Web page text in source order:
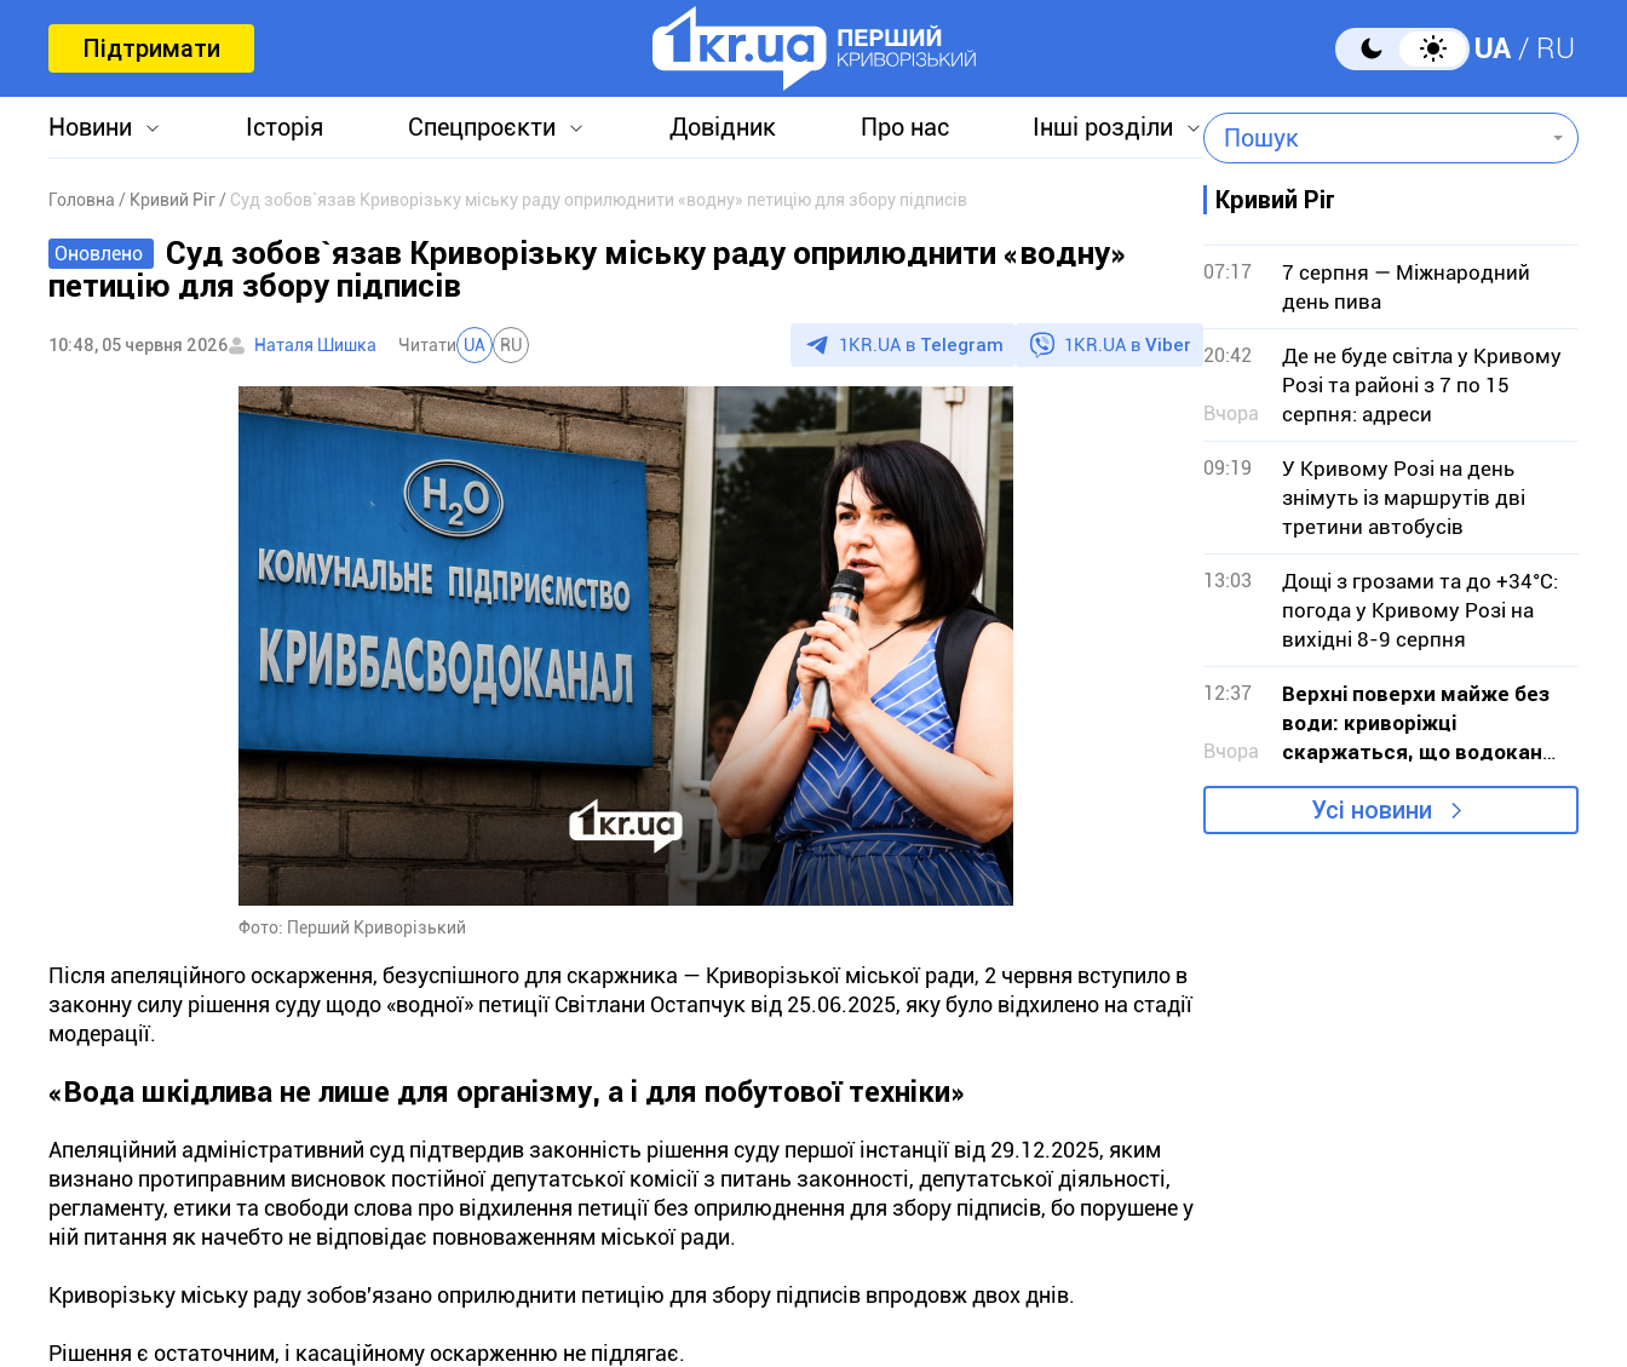
Підтримати UA RU
Новини Історія Спецпроєкти Довідник Про нас Інші розділи Пошук
Головна Кривий Ріг Суд зобов`язав Криворізьку міську раду оприлюднити «водну» петицію для збору підписів
Оновлено
Суд зобов`язав Криворізьку міську раду оприлюднити «водну»
петицію для збору підписів
10:48, 05 червня 2026 Наталя Шишка Читати UA RU 1KR.UA в Telegram 1KR.UA в Viber
Фото: Перший Криворізький
Після апеляційного оскарження, безуспішного для скаржника — Криворізької міської ради, 2 червня вступило в
законну силу рішення суду щодо «водної» петиції Світлани Остапчук від 25.06.2025, яку було відхилено на стадії
модерації.
«Вода шкідлива не лише для організму, а і для побутової техніки»
Апеляційний адміністративний суд підтвердив законність рішення суду першої інстанції від 29.12.2025, яким
визнано протиправним висновок постійної депутатської комісії з питань законності, депутатської діяльності,
регламенту, етики та свободи слова про відхилення петиції без оприлюднення для збору підписів, бо порушене у
ній питання як начебто не відповідає повноваженням міської ради.
Криворізьку міську раду зобов'язано оприлюднити петицію для збору підписів впродовж двох днів.
Рішення є остаточним, і касаційному оскарженню не підлягає.
Кривий Ріг
07:17
7 серпня — Міжнародний
день пива
20:42
Вчора
Де не буде світла у Кривому
Розі та районі з 7 по 15
серпня: адреси
09:19
У Кривому Розі на день
знімуть із маршрутів дві
третини автобусів
13:03
Дощі з грозами та до +34°С:
погода у Кривому Розі на
вихідні 8-9 серпня
12:37
Вчора
Верхні поверхи майже без
води: криворіжці
скаржаться, що водоканал
не визнає проблему
Усі новини